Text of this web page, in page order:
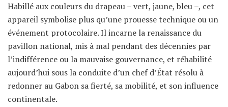
Habillé aux couleurs du drapeau – vert, jaune, bleu –, cet
appareil symbolise plus qu’une prouesse technique ou un
événement protocolaire. Il incarne la renaissance du
pavillon national, mis à mal pendant des décennies par
l’indifférence ou la mauvaise gouvernance, et réhabilité
aujourd’hui sous la conduite d’un chef d’État résolu à
redonner au Gabon sa fierté, sa mobilité, et son influence
continentale.